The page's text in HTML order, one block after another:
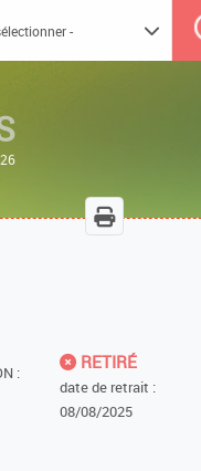
:
RETIRÉ
date de retrait :
08/08/2025